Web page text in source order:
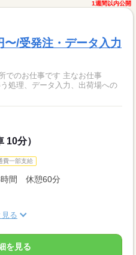
1週間以内公開
/受発注・データ入力
でのお仕事です 主なお仕事
処理、データ入力、出荷場への
10分）
費一部支給
間 休憩60分
見る
を見る